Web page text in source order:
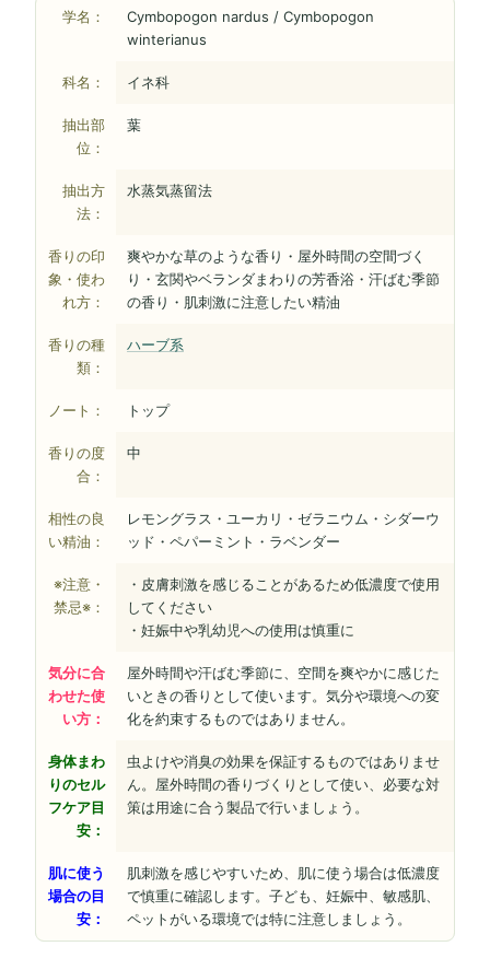
学名：
Cymbopogon nardus / Cymbopogon
winterianus
科名： イネ科
抽出部
位：
葉
抽出方
法：
水蒸気蒸留法
香りの印
象・使わ
れ方：
爽やかな草のような香り・屋外時間の空間づく
り・玄関やベランダまわりの芳香浴・汗ばむ季節
の香り・肌刺激に注意したい精油
香りの種
類：
ハーブ系
ノート： トップ
香りの度
合：
中
相性の良
い精油：
レモングラス・ユーカリ・ゼラニウム・シダーウ
ッド・ペパーミント・ラベンダー
※注意・
禁忌※：
・皮膚刺激を感じることがあるため低濃度で使用
してください
・妊娠中や乳幼児への使用は慎重に
気分に合
わせた使
い方：
屋外時間や汗ばむ季節に、空間を爽やかに感じた
いときの香りとして使います。気分や環境への変
化を約束するものではありません。
身体まわ
りのセル
フケア目
安：
虫よけや消臭の効果を保証するものではありませ
ん。屋外時間の香りづくりとして使い、必要な対
策は用途に合う製品で行いましょう。
肌に使う
場合の目
安：
肌刺激を感じやすいため、肌に使う場合は低濃度
で慎重に確認します。子ども、妊娠中、敏感肌、
ペットがいる環境では特に注意しましょう。